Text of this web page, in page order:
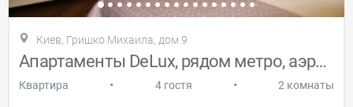
Киев, Гришко Михаила, дом 9
Апартаменты DeLux, рядом метро, аэропорт
Квартира • 4 гостя • 2 комнаты